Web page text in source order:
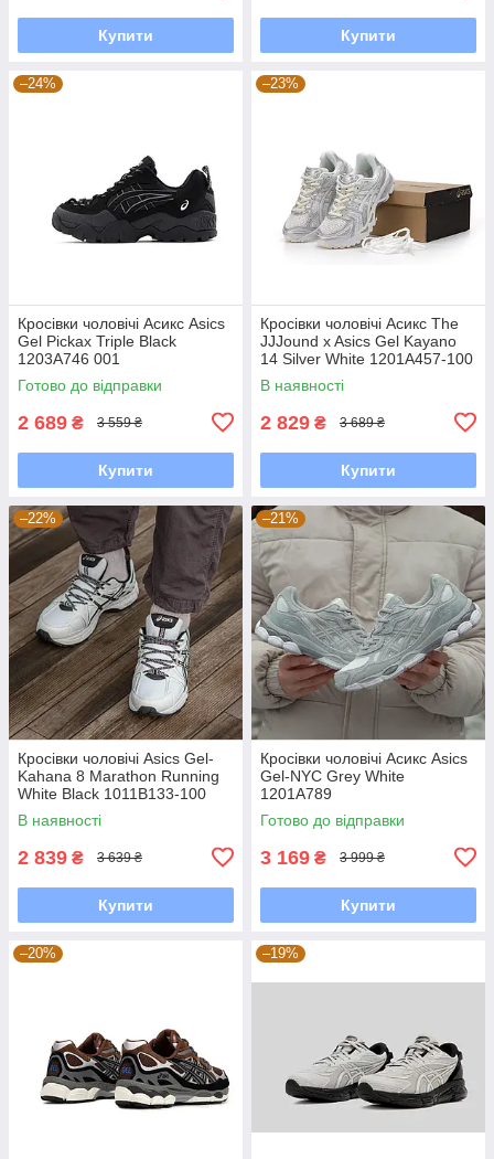
Купити Купити
–24%
Кросівки чоловічі Асикс Asics
Gel Pickax Triple Black
1203A746 001
Готово до відправки
2 689 ₴ 3 559 ₴
Купити
–23%
Кросівки чоловічі Асикс The
JJJound x Asics Gel Kayano
14 Silver White 1201A457-100
В наявності
2 829 ₴ 3 689 ₴
Купити
–22%
Кросівки чоловічі Asics Gel-
Kahana 8 Marathon Running
White Black 1011B133-100
В наявності
2 839 ₴ 3 639 ₴
Купити
–21%
Кросівки чоловічі Асикс Asics
Gel-NYC Grey White
1201A789
Готово до відправки
3 169 ₴ 3 999 ₴
Купити
–20% –19%